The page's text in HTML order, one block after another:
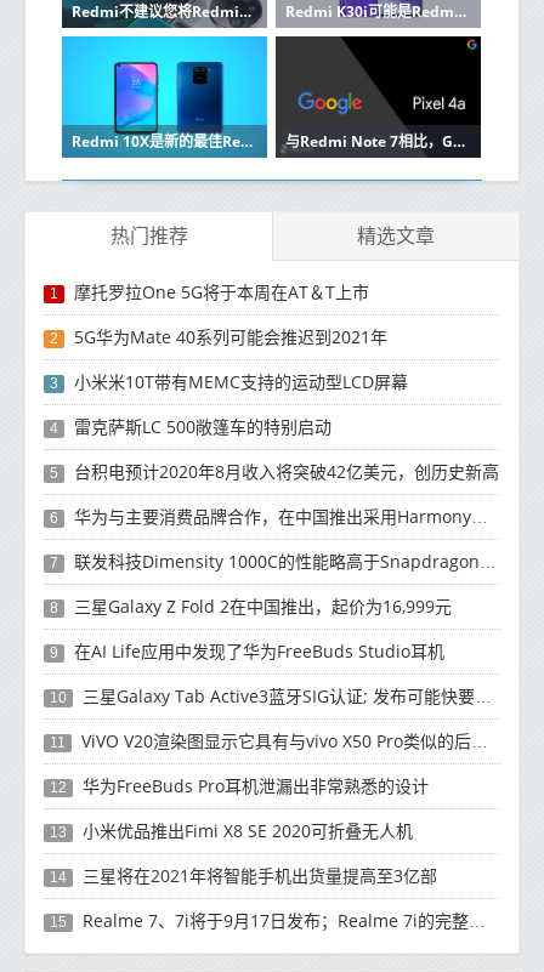
Redmi不建议您将Redmi K30 Pro的刷新率调整到80Hz Redmi K30i可能是Redmi K30 5G的便宜版本
Redmi 10X是新的最佳Redmi中档吗 与Redmi Note 7相比，Google Pixel 4a相机样品泄漏
热门推荐 精选文章
1 摩托罗拉One 5G将于本周在AT＆T上市
2 5G华为Mate 40系列可能会推迟到2021年
3 小米米10T带有MEMC支持的运动型LCD屏幕
4 雷克萨斯LC 500敞篷车的特别启动
5 台积电预计2020年8月收入将突破42亿美元，创历史新高
6 华为与主要消费品牌合作，在中国推出采用HarmonyOS 2.0的智能家居产品
7 联发科技Dimensity 1000C的性能略高于Snapdragon 765G
8 三星Galaxy Z Fold 2在中国推出，起价为16,999元
9 在AI Life应用中发现了华为FreeBuds Studio耳机
10 三星Galaxy Tab Active3蓝牙SIG认证; 发布可能快要结束了
11 ViVO V20渲染图显示它具有与vivo X50 Pro类似的后部设计
12 华为FreeBuds Pro耳机泄漏出非常熟悉的设计
13 小米优品推出Fimi X8 SE 2020可折叠无人机
14 三星将在2021年将智能手机出货量提高至3亿部
15 Realme 7、7i将于9月17日发布；Realme 7i的完整规格并导致泄漏